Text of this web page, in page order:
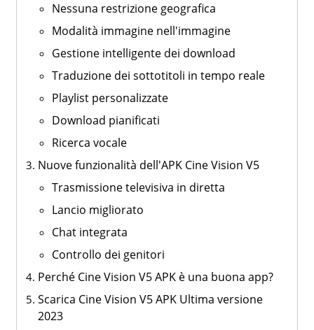
Nessuna restrizione geografica
Modalità immagine nell'immagine
Gestione intelligente dei download
Traduzione dei sottotitoli in tempo reale
Playlist personalizzate
Download pianificati
Ricerca vocale
Nuove funzionalità dell'APK Cine Vision V5
Trasmissione televisiva in diretta
Lancio migliorato
Chat integrata
Controllo dei genitori
Perché Cine Vision V5 APK è una buona app?
Scarica Cine Vision V5 APK Ultima versione
2023